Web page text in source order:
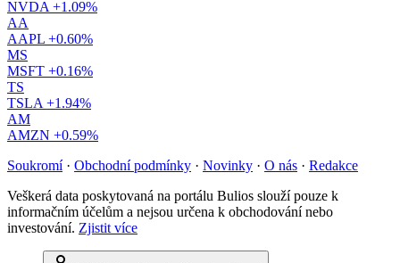
NVDA +1.09%
AA
AAPL +0.60%
MS
MSFT +0.16%
TS
TSLA +1.94%
AM
AMZN +0.59%
Soukromí · Obchodní podmínky · Novinky · O nás · Redakce
Veškerá data poskytovaná na portálu Bulios slouží pouze k
informačním účelům a nejsou určena k obchodování nebo
investování. Zjistit více